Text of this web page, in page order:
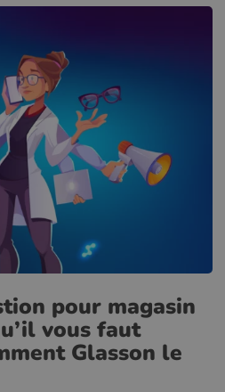
pour magasin
vous faut
Glasson le